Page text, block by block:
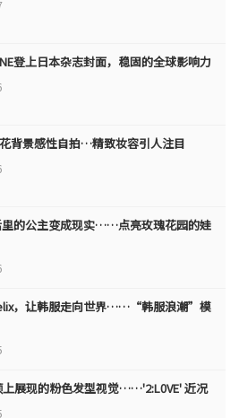
登上日本杂志封面，稳固的全球影响力
背景感性自拍…精致妆容引人注目
里的公主变成现实……点亮玫瑰花园的娃
，让韩服走向世界……“韩服浪潮”模
上展现的粉色发型视觉……'2:L0VE' 近况